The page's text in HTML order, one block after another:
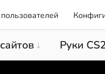
Руки